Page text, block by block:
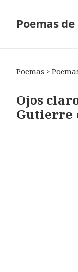
Poemas
Poemas >
Ojos
Gutierre